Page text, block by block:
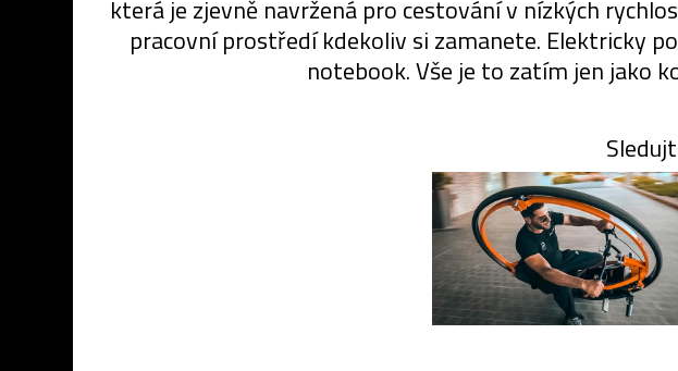
která je zjevně navržená pro cestování v nízkých
pracovní prostředí kdekoliv si zamanete. Elektricky
notebook. Vše je to zatím jen jako